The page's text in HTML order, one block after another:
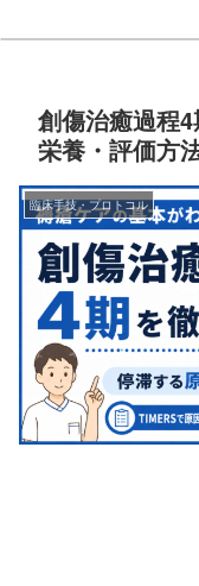
創傷治癒過程
栄養・評価方
臨床手技・プロトコル